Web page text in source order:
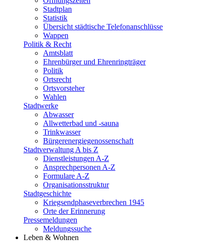
Stadtplan
Statistik
Übersicht städtische Telefonanschlüsse
Wappen
Politik & Recht
Amtsblatt
Ehrenbürger und Ehrenringträger
Politik
Ortsrecht
Ortsvorsteher
Wahlen
Stadtwerke
Abwasser
Allwetterbad und -sauna
Trinkwasser
Bürgerenergiegenossenschaft
Stadtverwaltung A bis Z
Dienstleistungen A-Z
Ansprechpersonen A-Z
Formulare A-Z
Organisationsstruktur
Stadtgeschichte
Kriegsendphaseverbrechen 1945
Orte der Erinnerung
Pressemeldungen
Meldungssuche
Leben & Wohnen